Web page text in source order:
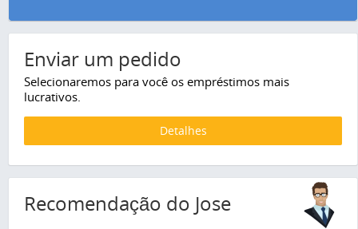
Enviar um pedido
Selecionaremos para você os empréstimos mais
lucrativos.
Detalhes
Recomendação do Jose